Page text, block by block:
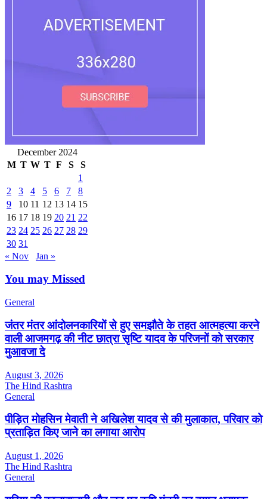
December 2024
M T W T F S
S
1
2
3 4 5 6 7
8
9
10 11 12 13 14 15
16 17 18 19 20 21 22
23 24 25 26 27 28 29
30 31
« Nov
Jan »
You may Missed
General
जंतर मंतर आंदोलनकारियों से हुए समझौते के तहत आत्महत्या करने
वाली आजमगढ़ की नीट छात्रा सृष्टि यादव के परिजनों को सरकार
मुआवजा दे
August 3, 2026
The Hind Rashtra
General
पीड़ित मोहसिन मेवाती ने अखिलेश यादव से की मुलाकात, परिवार को
प्रताड़ित किए जाने का लगाया आरोप
August 1, 2026
The Hind Rashtra
General